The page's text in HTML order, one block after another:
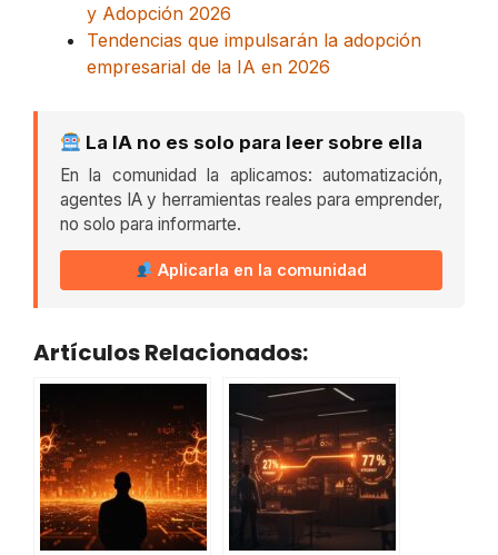
y Adopción 2026
Tendencias que impulsarán la adopción
empresarial de la IA en 2026
La IA no es solo para leer sobre ella
En la comunidad la aplicamos: automatización,
agentes IA y herramientas reales para emprender,
no solo para informarte.
Aplicarla en la comunidad
Artículos Relacionados: